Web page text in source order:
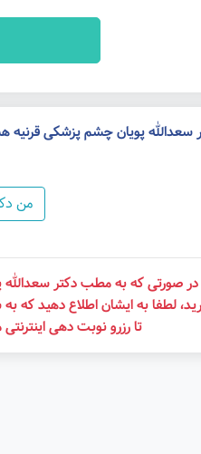
سعدالله پویان چشم پزشکی
من
در صورتی که به مطب دکتر
لطفا به ایشان اطلاع دهید که
تا رزرو نوبت دهی